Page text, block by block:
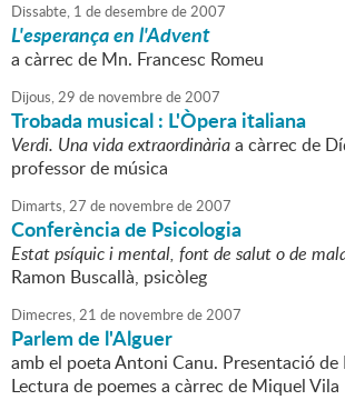
Dissabte, 1 dedesembrede2007
L'esperança en l'Advent
a càrrec de Mn. Francesc Romeu
Dijous,29 de novembrede2007
Trobada musical : L'Òpera italiana
Verdi. Una vida extraordinàriaa càrrec de
professor de música
Dimarts,27 de novembrede2007
Conferència de Psicologia
Estat psíquic i mental, font de salut o de
Ramon Buscallà, psicòleg
Dimecres,21 de novembrede2007
Parlem de l'Alguer
amb el poeta Antoni Canu. Presentació de
Lectura de poemes a càrrec de Miquel Vila